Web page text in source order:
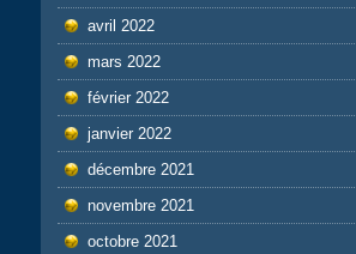
avril 2022
mars 2022
février 2022
janvier 2022
décembre 2021
novembre 2021
octobre 2021